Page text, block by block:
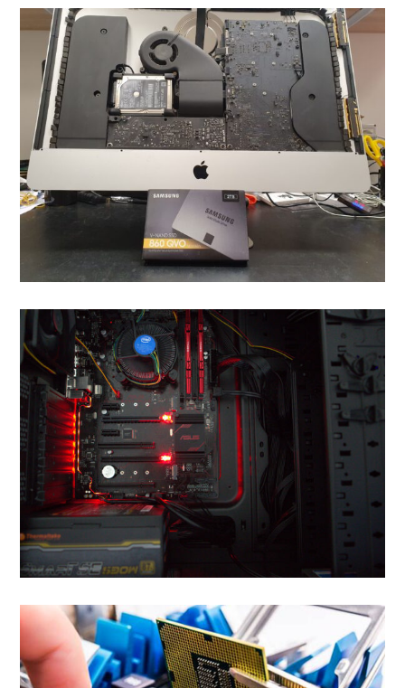
Upgrade memorie
Computer
Alcuni esempi di come lavoriamo
nell’aggiunta SSD di Comp
VEDI TUTTI I LAVORI
Assemblaggio Computer
Alcuni esempi di come lavoriamo
nell’assemblaggio di Comp
VEDI TUTTI I LAVORI
Riparazioni Computer